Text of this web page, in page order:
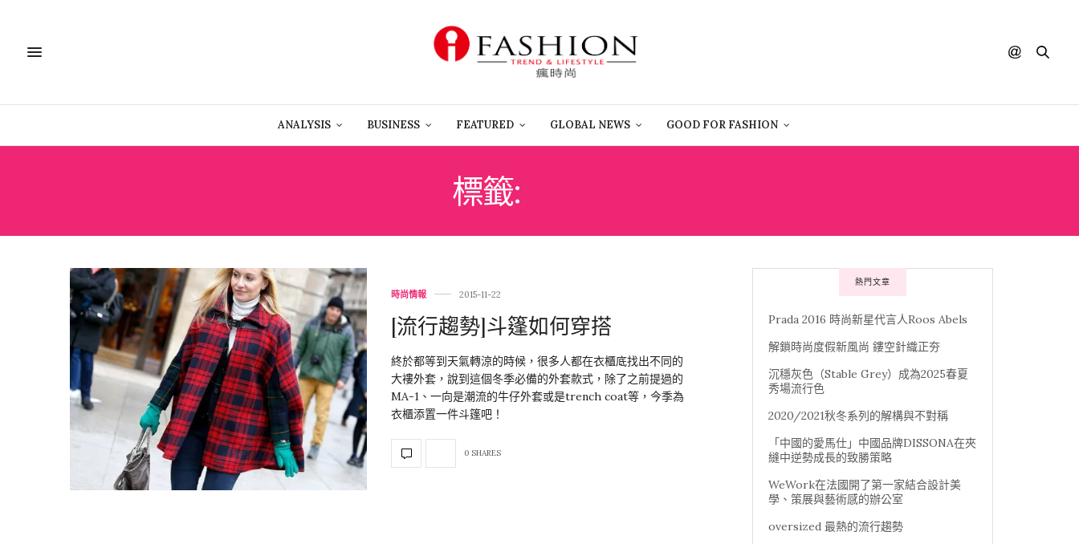
ANALYSIS BUSINESS FEATURED GLOBAL NEWS GOOD FOR FASHION
標籤:
時尚情報 2015-11-22
[流行趨勢]斗篷如何穿搭
終於都等到天氣轉涼的時候，很多人都在衣櫃底找出不同的
大褸外套，說到這個冬季必備的外套款式，除了之前提過的
MA-1、一向是潮流的牛仔外套或是trench coat等，今季為
衣櫃添置一件斗篷吧！
0 SHARES
熱門文章
Prada 2016 時尚新星代言人Roos Abels
解鎖時尚度假新風尚 鏤空針織正夯
沉穩灰色（Stable Grey）成為2025春夏
秀場流行色
2020/2021秋冬系列的解構與不對稱
「中國的愛馬仕」中國品牌DISSONA在夾
縫中逆勢成長的致勝策略
WeWork在法國開了第一家結合設計美
學、策展與藝術感的辦公室
oversized 最熱的流行趨勢